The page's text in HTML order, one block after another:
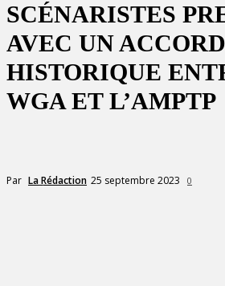
SCÉNARISTES
AVEC UN ACCORD
HISTORIQUE
WGA ET L’AMPTP
Par La Rédaction 25 septembre 2023 0